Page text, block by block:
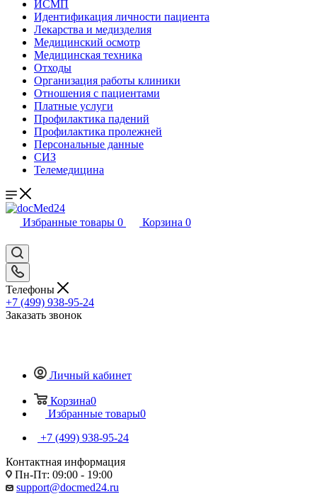
ИСМП
Идентификация личности пациента
Лекарства и медизделия
Медицинский осмотр
Медицинская техника
Отходы
Организация работы клиники
Отношения с пациентами
Платные услуги
Профилактика падений
Профилактика пролежней
Персональные данные
СИЗ
Телемедицина
Избранные товары 0 Корзина 0
Телефоны
+7 (499) 938-95-24
Заказать звонок
Личный кабинет
Корзина0
Избранные товары0
+7 (499) 938-95-24
Контактная информация
Пн-Пт: 09:00 - 19:00
support@docmed24.ru